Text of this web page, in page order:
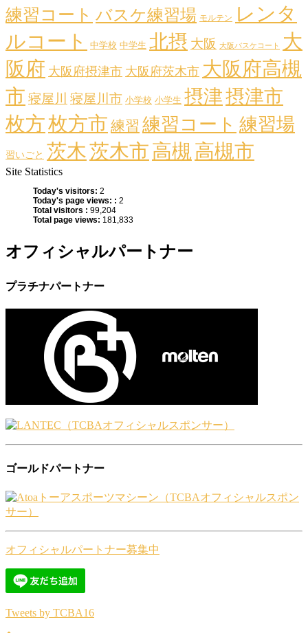
練習コート バスケ練習場 モルテン
レンタ
ルコート
中学校 中学生 北摂 大阪 大阪バスケコート
大
阪府 大阪府摂津市 大阪府茨木市 大阪府高槻
市 寝屋川 寝屋川市 小学校 小学生 摂津摂津市
枚方枚方市 練習 練習コート 練習場
習いごと 茨木茨木市高槻高槻市
Site Statistics
Today's visitors: 2
Today's page views: : 2
Total visitors : 99,204
Total page views: 181,833
オフィシャルパートナー
プラチナパートナー
ゴールドパートナー
オフィシャルパートナー募集中
Tweets by TCBA16